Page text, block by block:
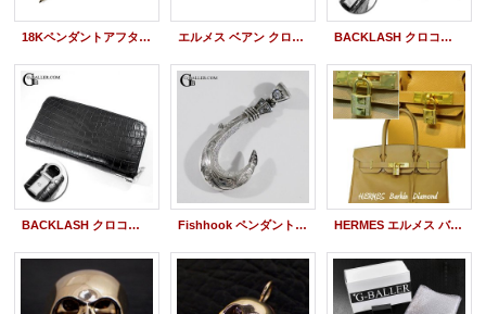
18Kペンダントアフターダイヤ | Blaza B ペンダント ダイヤモンドパヴェ エルメス ベアン クロコダイル 赤 ダイヤ 金金具 BACKLASH クロコダイル財布 Dカン アフターダイヤ
BACKLASH クロコダイルウォレット Dカン アフターダイヤ Fishhook ペンダント アフターダイヤ HERMES エルメス バーキン カデナ 南京錠 ダイヤモンド